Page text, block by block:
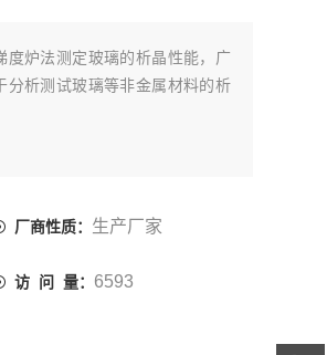
度炉法测定玻璃的析晶性能，广
分析测试玻璃等非金属材料的析
厂商性质： 生产厂家
访 问 量： 6593